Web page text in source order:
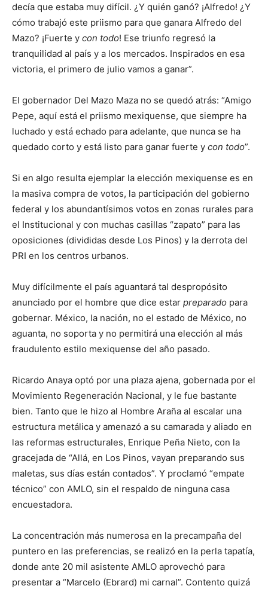
decía que estaba muy difícil. ¿Y quién ganó? ¡Alfredo! ¿Y
cómo trabajó este priismo para que ganara Alfredo del
Mazo? ¡Fuerte y con todo! Ese triunfo regresó la
tranquilidad al país y a los mercados. Inspirados en esa
victoria, el primero de julio vamos a ganar”.
El gobernador Del Mazo Maza no se quedó atrás: “Amigo
Pepe, aquí está el priismo mexiquense, que siempre ha
luchado y está echado para adelante, que nunca se ha
quedado corto y está listo para ganar fuerte y con todo”.
Si en algo resulta ejemplar la elección mexiquense es en
la masiva compra de votos, la participación del gobierno
federal y los abundantísimos votos en zonas rurales para
el Institucional y con muchas casillas “zapato” para las
oposiciones (divididas desde Los Pinos) y la derrota del
PRI en los centros urbanos.
Muy difícilmente el país aguantará tal despropósito
anunciado por el hombre que dice estar preparado para
gobernar. México, la nación, no el estado de México, no
aguanta, no soporta y no permitirá una elección al más
fraudulento estilo mexiquense del año pasado.
Ricardo Anaya optó por una plaza ajena, gobernada por el
Movimiento Regeneración Nacional, y le fue bastante
bien. Tanto que le hizo al Hombre Araña al escalar una
estructura metálica y amenazó a su camarada y aliado en
las reformas estructurales, Enrique Peña Nieto, con la
gracejada de “Allá, en Los Pinos, vayan preparando sus
maletas, sus días están contados”. Y proclamó “empate
técnico” con AMLO, sin el respaldo de ninguna casa
encuestadora.
La concentración más numerosa en la precampaña del
puntero en las preferencias, se realizó en la perla tapatía,
donde ante 20 mil asistente AMLO aprovechó para
presentar a “Marcelo (Ebrard) mi carnal”. Contento quizá